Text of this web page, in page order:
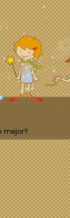
mejor?